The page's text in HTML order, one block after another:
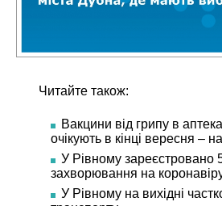
Читайте також:
Вакцини від грипу в
очікують в кінці вересня –
У Рівному зареєстровано
захворювання на
У Рівному на вихідні